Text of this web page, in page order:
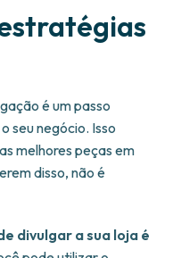
é um passo
seu negócio. Isso
melhores peças em
disso, não é
divulgar a sua loja é